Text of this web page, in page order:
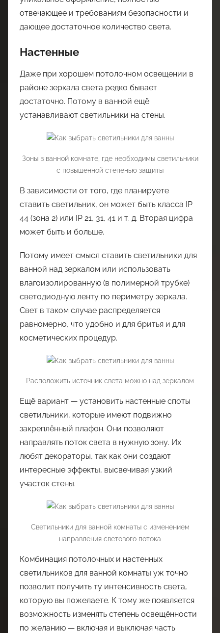
отвечающее и требованиям безопасности и
дающее достаточное количество света.
Настенные
Даже при хорошем потолочном освещении в
районе зеркала света редко бывает
достаточно. Потому в ванной ещё
устанавливают светильники на стены.
Зоны в ванной комнате, где необходимы светильники
с повышенной степенью защиты
В зависимости от того, где планируете
ставить светильник, он может быть класса IP
44 (зона 2) или IP 21, 31, 41 и т. д. Вторая цифра
может быть и больше.
Потому имеет смысл ставить светильники для
ванной над зеркалом или использовать
влагоизолированную (в полимерной трубке)
светодиодную ленту по периметру зеркала.
Свет в таком случае распределяется
равномерно, что удобно и для бритья и для
косметических процедур.
Расположить источник света можно над зеркалом
Ещё вариант — установить настенные споты
светильники, которые имеют подвижно
закреплённый плафон. Они позволяют
направлять поток света в нужную зону. Их
любят декораторы, так как они создают
интересные эффекты, высвечивая узкий
участок стены.
Светильники для ванной комнаты с изменением
направления светового потока
Комбинация потолочных и настенных
светильников для ванной комнаты уж точно
позволит получить ту интенсивность света,
которую вы пожелаете. К тому же появляется
возможность изменять степень освещённости
по желанию — включая и выключая часть